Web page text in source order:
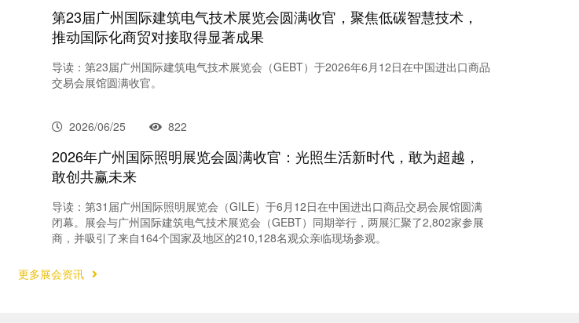
第23届广州国际建筑电气技术展览会圆满收官，聚焦低碳智慧技术，
推动国际化商贸对接取得显著成果
导读：第23届广州国际建筑电气技术展览会（GEBT）于2026年6月12日在中国进出口商品
交易会展馆圆满收官。
2026/06/25 822
2026年广州国际照明展览会圆满收官：光照生活新时代，敢为超越，
敢创共赢未来
导读：第31届广州国际照明展览会（GILE）于6月12日在中国进出口商品交易会展馆圆满
闭幕。展会与广州国际建筑电气技术展览会（GEBT）同期举行，两展汇聚了2,802家参展
商，并吸引了来自164个国家及地区的210,128名观众亲临现场参观。
更多展会资讯